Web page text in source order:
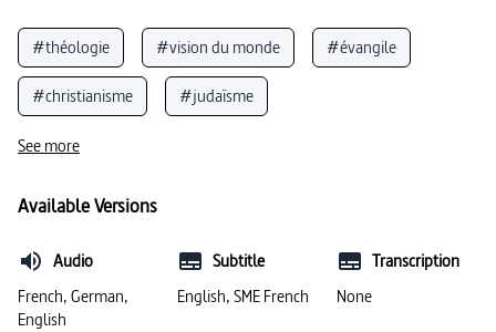
#théologie #vision du monde #évangile
#christianisme #judaïsme
#communauté religieuse
#Bible #synagogue
#Antiquité romaine #vision du monde
See more
Available Versions
Audio
French, German,
English
Subtitle
English, SME French
Transcription
None